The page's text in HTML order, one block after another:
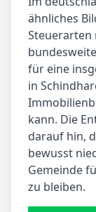
ähnliches
Steuerarten
für eine
in
kann. Die
darauf hin,
bewusst
Gemeinde
zu bleiben.